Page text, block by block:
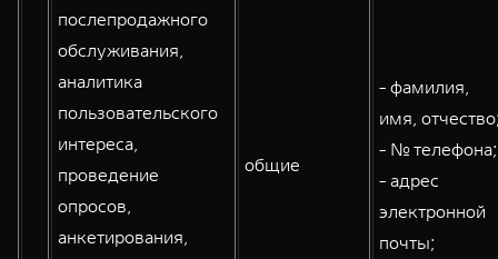
послепродажного
обслуживания,
аналитика
пользовательского
интереса,
проведение
опросов,
анкетирования,
общие
- фамилия,
имя,
- № телефона;
- адрес
электронной
почты;